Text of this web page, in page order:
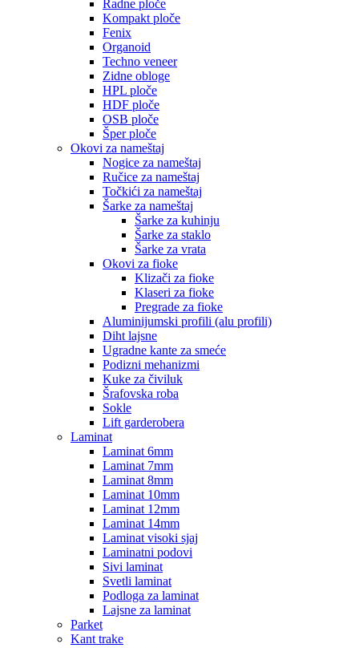
Radne ploče
Kompakt ploče
Fenix
Organoid
Techno veneer
Zidne obloge
HPL ploče
HDF ploče
OSB ploče
Šper ploče
Okovi za nameštaj
Nogice za nameštaj
Ručice za nameštaj
Točkići za nameštaj
Šarke za nameštaj
Šarke za kuhinju
Šarke za staklo
Šarke za vrata
Okovi za fioke
Klizači za fioke
Klaseri za fioke
Pregrade za fioke
Aluminijumski profili (alu profili)
Diht lajsne
Ugradne kante za smeće
Podizni mehanizmi
Kuke za čiviluk
Šrafovska roba
Sokle
Lift garderobera
Laminat
Laminat 6mm
Laminat 7mm
Laminat 8mm
Laminat 10mm
Laminat 12mm
Laminat 14mm
Laminat visoki sjaj
Laminatni podovi
Sivi laminat
Svetli laminat
Podloga za laminat
Lajsne za laminat
Parket
Kant trake